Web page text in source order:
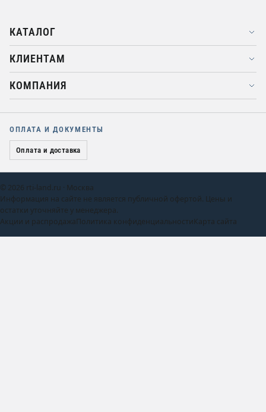
КАТАЛОГ
КЛИЕНТАМ
КОМПАНИЯ
ОПЛАТА И ДОКУМЕНТЫ
Оплата и доставка
© 2026 rti-land.ru · Москва
Информация на сайте не является публичной офертой. Цены и
остатки уточняйте у менеджера.
Акции и распродажаПолитика конфиденциальностиКарта сайта